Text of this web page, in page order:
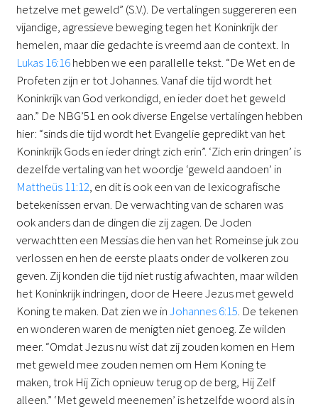
hetzelve met geweld” (S.V.). De vertalingen suggereren een
vijandige, agressieve beweging tegen het Koninkrijk der
hemelen, maar die gedachte is vreemd aan de context. In
Lukas 16:16hebben we een parallelle tekst. “De Wet en de
Profeten zijn er tot Johannes. Vanaf die tijd wordt het
Koninkrijk van God verkondigd, en ieder doet het geweld
aan.” De NBG’51 en ook diverse Engelse vertalingen hebben
hier: “sinds die tijd wordt het Evangelie gepredikt van het
Koninkrijk Gods en ieder dringt zich erin”. ‘Zich erin dringen’ is
dezelfde vertaling van het woordje ‘geweld aandoen’ in
Mattheüs 11:12, en dit is ook een van de lexicografische
betekenissen ervan. De verwachting van de scharen was
ook anders dan de dingen die zij zagen. De Joden
verwachtten een Messias die hen van het Romeinse juk zou
verlossen en hen de eerste plaats onder de volkeren zou
geven. Zij konden die tijd niet rustig afwachten, maar wilden
het Koninkrijk indringen, door de Heere Jezus met geweld
Koning te maken. Dat zien we inJohannes 6:15. De tekenen
en wonderen waren de menigten niet genoeg. Ze wilden
meer. “Omdat Jezus nu wist dat zij zouden komen en Hem
met geweld mee zouden nemen om Hem Koning te
maken, trok Hij Zich opnieuw terug op de berg, Hij Zelf
alleen.” ‘Met geweld meenemen’ is hetzelfde woord als in